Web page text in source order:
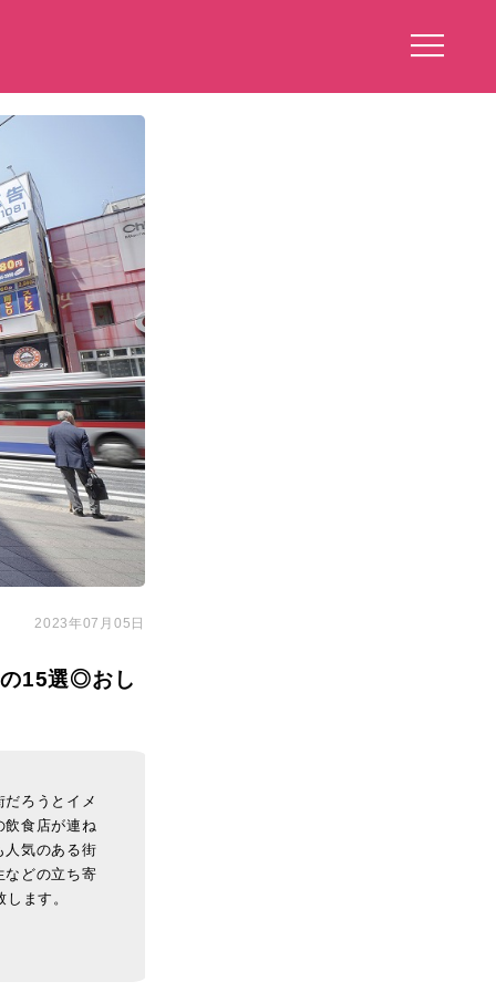
2023年07月05日
の15選◎おし
ろうとイメ
飲食店が連ね
人気のある街
などの立ち寄
ます。